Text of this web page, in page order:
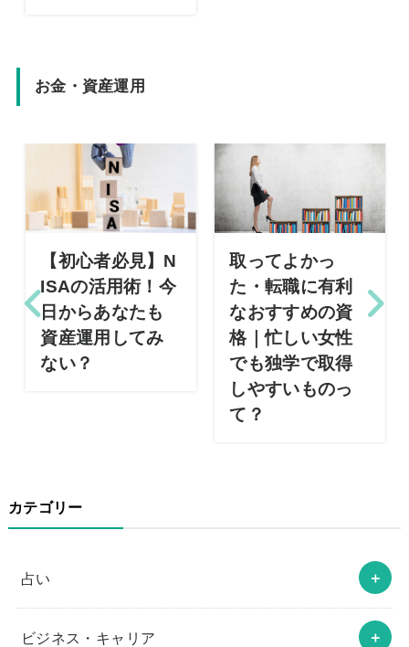
お金・資産運用
【初心者必見】N
ISAの活用術！今
日からあなたも
資産運用してみ
ない？
取ってよかっ
た・転職に有利
なおすすめの資
格｜忙しい女性
でも独学で取得
しやすいものっ
て？
カテゴリー
占い
ビジネス・キャリア